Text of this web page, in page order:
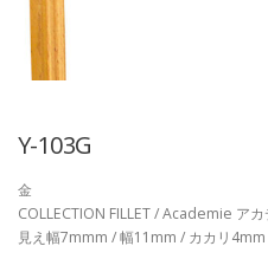
Y-103G
金
COLLECTION FILLET / Academie アカ
見え幅7mmm / 幅11mm / カカリ